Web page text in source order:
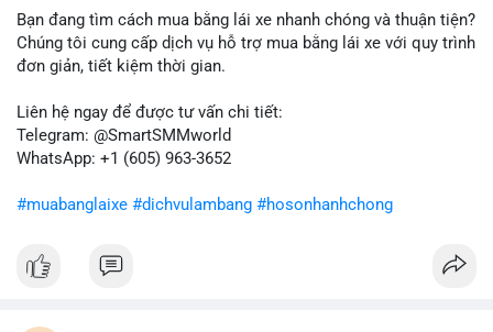
bán ngắn hạn có thể xuất hiện, gây biến động giá. Ngược lại,
nếu chuyển sang ví lạnh, tín hiệu này cho thấy niềm tin nắm giữ
của nhà đầu tư lớn vẫn còn vững chắc.
Lời khuyên cho nhà đầu tư nhỏ lẻ: Theo dõi sát các giao dịch
tiếp theo từ địa chỉ này để xác định điểm đến của dòng tiền.
Tránh hành động theo cảm xúc; hãy dựa trên dữ liệu xác nhận
tăng.
Bạn đang tìm cách mua bằng lái xe nhanh chóng và thuận tiện?
Chúng tôi cung cấp dịch vụ hỗ trợ mua bằng lái xe với quy trình
đơn giản, tiết kiệm thời gian.
Liên hệ ngay để được tư vấn chi tiết:
Telegram: @SmartSMMworld
WhatsApp: +1 (605) 963-3652
#muabanglaixe #dichvulambang #hosonhanhchong